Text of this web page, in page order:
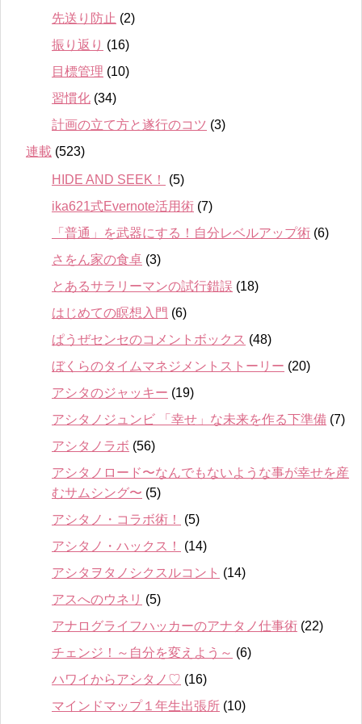
先送り防止 (2)
振り返り (16)
目標管理 (10)
習慣化 (34)
計画の立て方と遂行のコツ (3)
連載 (523)
HIDE AND SEEK！
(5)
ika621式Evernote活用術 (7)
「普通」を武器にする！自分レベルアップ術 (6)
さをん家の食卓 (3)
とあるサラリーマンの試行錯誤 (18)
はじめての瞑想入門 (6)
ぱうぜセンセのコメントボックス (48)
ぼくらのタイムマネジメントストーリー (20)
アシタのジャッキー (19)
アシタノジュンビ 「幸せ」な未来を作る下準備 (7)
アシタノラボ (56)
アシタノロード〜なんでもないような事が幸せを産
むサムシング〜 (5)
アシタノ・コラボ術！
(5)
アシタノ・ハックス！
(14)
アシタヲタノシクスルコント (14)
アスへのウネリ (5)
アナログライフハッカーのアナタノ仕事術 (22)
チェンジ！～自分を変えよう～ (6)
ハワイからアシタノ♡ (16)
マインドマップ１年生出張所 (10)